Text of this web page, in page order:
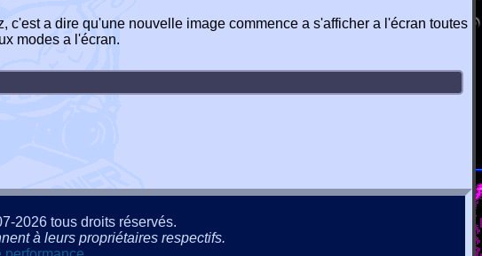
c'est a dire qu'une nouvelle image commence a s'afficher a l'écran toutes
modes a l'écran.
2026 tous droits réservés.
à leurs propriétaires respectifs.